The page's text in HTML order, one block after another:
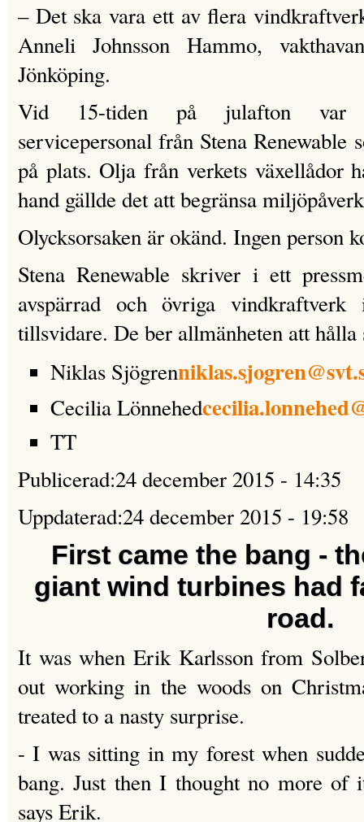
– Det ska vara ett av flera
Anneli Johnsson Hammo,
Jönköping.
Vid 15-tiden på julafton var
servicepersonal från Stena Renewable
på plats. Olja från verkets växellådor
hand gällde det att begränsa
Olycksorsaken är okänd. Ingen person
Stena Renewable skriver i ett
avspärrad och övriga
tillsvidare. De ber allmänheten att
Niklas Sjögren
Cecilia Lönnehed
TT
Publicerad:24 december 2015 - 14:35
Uppdaterad:24 december 2015 - 19:58
First came the bang -
giant wind turbines had
road.
It was when Erik Karlsson from
out working in the woods on
treated to a nasty surprise.
- I was sitting in my forest when
bang. Just then I thought no more of
says Erik.